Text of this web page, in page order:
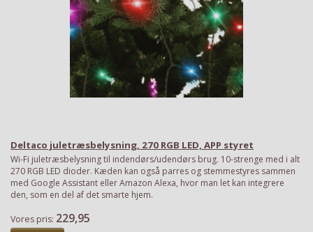
Deltaco juletræsbelysning, 270 RGB LED, APP styret
Wi-Fi juletræsbelysning til indendørs/udendørs brug. 10-strenge med i alt
270 RGB LED dioder. Kæden kan også parres og stemmestyres sammen
med Google Assistant eller Amazon Alexa, hvor man let kan integrere
den, som en del af det smarte hjem.
Vores pris: 229,95